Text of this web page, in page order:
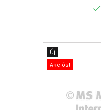

Új
Akciós!